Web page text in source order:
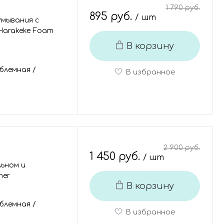
с
Foam
/
895 руб. / шт
1 790 руб.
В корзину
В избранное
и
/
1 450 руб. / шт
2 900 руб.
В корзину
В избранное